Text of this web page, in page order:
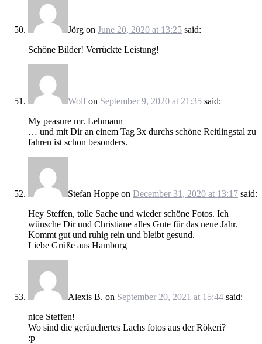
Jörg on June 20, 2020 at 13:25 said:
Schöne Bilder! Verrückte Leistung!
Wolfon September 9, 2020 at 21:35 said:
My peasure mr. Lehmann
… und mit Dir an einem Tag 3x durchs schöne Reitlingstal zu
fahren ist schon besonders.
Stefan Hoppe on December 31, 2020 at 13:17 said:
Hey Steffen, tolle Sache und wieder schöne Fotos. Ich
wünsche Dir und Christiane alles Gute für das neue Jahr.
Kommt gut und ruhig rein und bleibt gesund.
Liebe Grüße aus Hamburg
Alexis B. on September 20, 2021 at 15:44 said:
nice Steffen!
Wo sind die geräuchertes Lachs fotos aus der Rökeri?
:p